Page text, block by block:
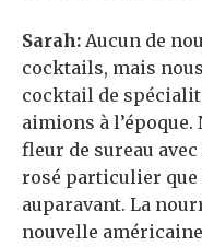
Sarah: Aucun de
cocktails, mais
cocktail de
aimions à
fleur de sureau
rosé particulier
auparavant. La
nouvelle